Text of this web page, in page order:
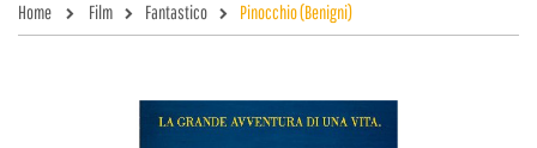
Home Film Fantastico Pinocchio (Benigni)